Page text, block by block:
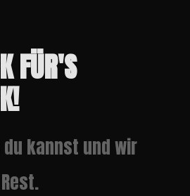
FÜR'S
du kannst und wir